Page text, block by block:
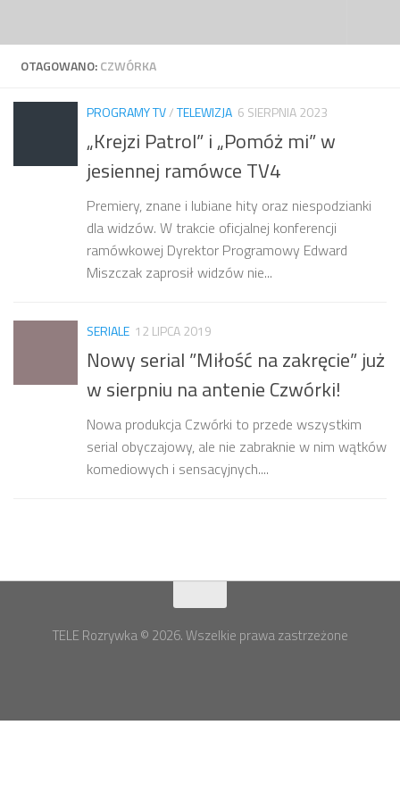
OTAGOWANO:CZWÓRKA
PROGRAMY TV/TELEWIZJA 6 SIERPNIA 2023
„Krejzi Patrol” i „Pomóż mi” w
jesiennej ramówce TV4
Premiery, znane i lubiane hity oraz niespodzianki
dla widzów. W trakcie oficjalnej konferencji
ramówkowej Dyrektor Programowy Edward
Miszczak zaprosił widzów nie...
SERIALE 12 LIPCA 2019
Nowy serial ”Miłość na zakręcie” już
w sierpniu na antenie Czwórki!
Nowa produkcja Czwórki to przede wszystkim
serial obyczajowy, ale nie zabraknie w nim wątków
komediowych i sensacyjnych....
TELE Rozrywka © 2026. Wszelkie prawa zastrzeżone